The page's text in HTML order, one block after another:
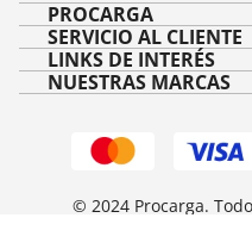
PROCARGA
Sobre nosotros
Contáctanos
Sucursales
SERVICIO AL CLIENTE
(+52) 55 2626 3013
Preguntas frecuentes
Solicitar factura
LINKS DE INTERÉS
Política de ventas
NUESTRAS MARCAS
© 2024 Procarga.